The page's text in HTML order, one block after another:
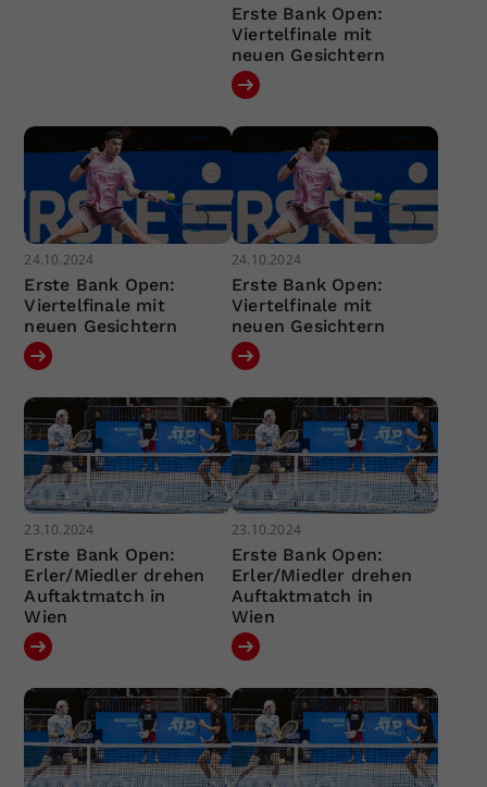
Erste Bank Open:
Viertelfinale mit
neuen Gesichtern
24.10.2024
Erste Bank Open:
Viertelfinale mit
neuen Gesichtern
24.10.2024
Erste Bank Open:
Viertelfinale mit
neuen Gesichtern
23.10.2024
Erste Bank Open:
Erler/Miedler drehen
Auftaktmatch in
Wien
23.10.2024
Erste Bank Open:
Erler/Miedler drehen
Auftaktmatch in
Wien